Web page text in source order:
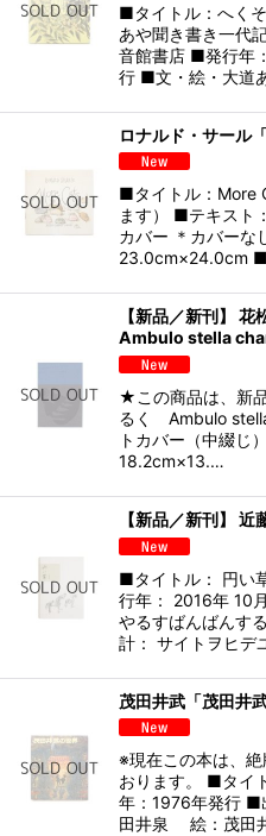
■タイトル：へく
あや聞き書き一代
音館書店 ■発行年
行 ■文・絵・大道
ロナルド・サール
■タイトル：More
ます） ■テキスト
カバー ＊カバーな
23.0cm×24.0cm
【新品／新刊】
Ambulo stella
★この商品は、新
るく Ambulo
トカバー（中綴じ
18.2cm×13.…
【新品／新刊】
■タイトル： 円い
行年： 2016年 10
やるすばんばんす
計： サイトヲヒ
茂田井武「茂田井
※現在この本は、
おります。 ■タイ
年：1976年発行 ■
田井泉 絵：茂田